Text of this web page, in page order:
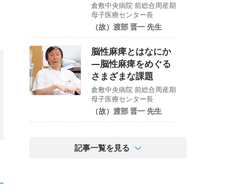
倉敷中央病院 前総合周産期
母子医療センター長
（故）渡部 晋一 先生
脳性麻痺とはなにか
―脳性麻痺をめぐる
さまざまな課題
倉敷中央病院 前総合周産期
母子医療センター長
（故）渡部 晋一 先生
記事一覧を見る